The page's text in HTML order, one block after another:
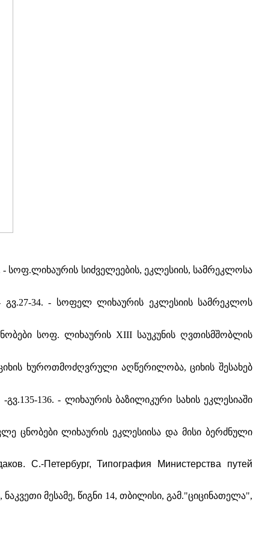
- სოფ.ლიხაურის სიძველეების, ეკლესიის, სამრეკლოსა
გვ.27-34. - სოფელ ლიხაურის ეკლესიის სამრეკლოს
სოფ. ლიხაურის XIII საუკუნის ღვთისმშობლის
ხუროთმოძღვრული აღწერილობა, ციხის შესახებ
გვ.135-136. - ლიხაურის ბაზილიკური სახის ეკლესიაში
ცნობები ლიხაურის ეკლესიისა და მისი ბერძნული
С.-Петербург, Типография Министерства путей
მესამე, წიგნი 14, თბილისი, გამ."ციცინათელა",